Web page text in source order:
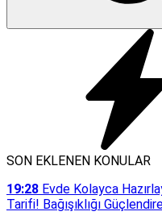
SON EKLENEN KONULAR
19:28 Evde Kolayca
Tarifi! Bağışıklığı